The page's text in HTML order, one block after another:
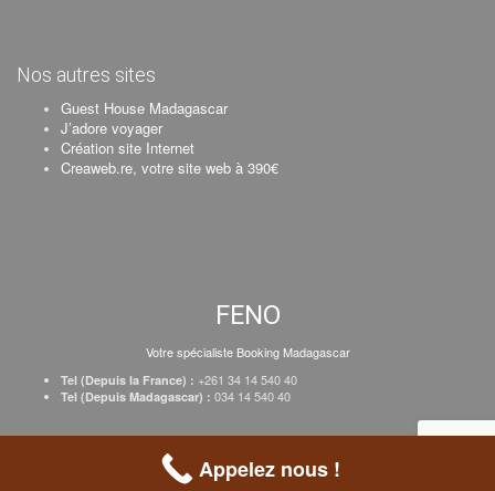
Nos autres sites
Guest House Madagascar
J’adore voyager
Création site Internet
Creaweb.re, votre site web à 390€
FENO
Votre spécialiste Booking Madagascar
Tel (Depuis la France) : +261 34 14 540 40
Tel (Depuis Madagascar) : 034 14 540 40
Inscrire votre établissement
Appelez nous !